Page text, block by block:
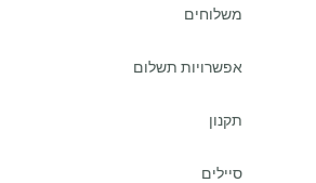
משלוחים
אפשרויות תשלום
תקנון
סיילים